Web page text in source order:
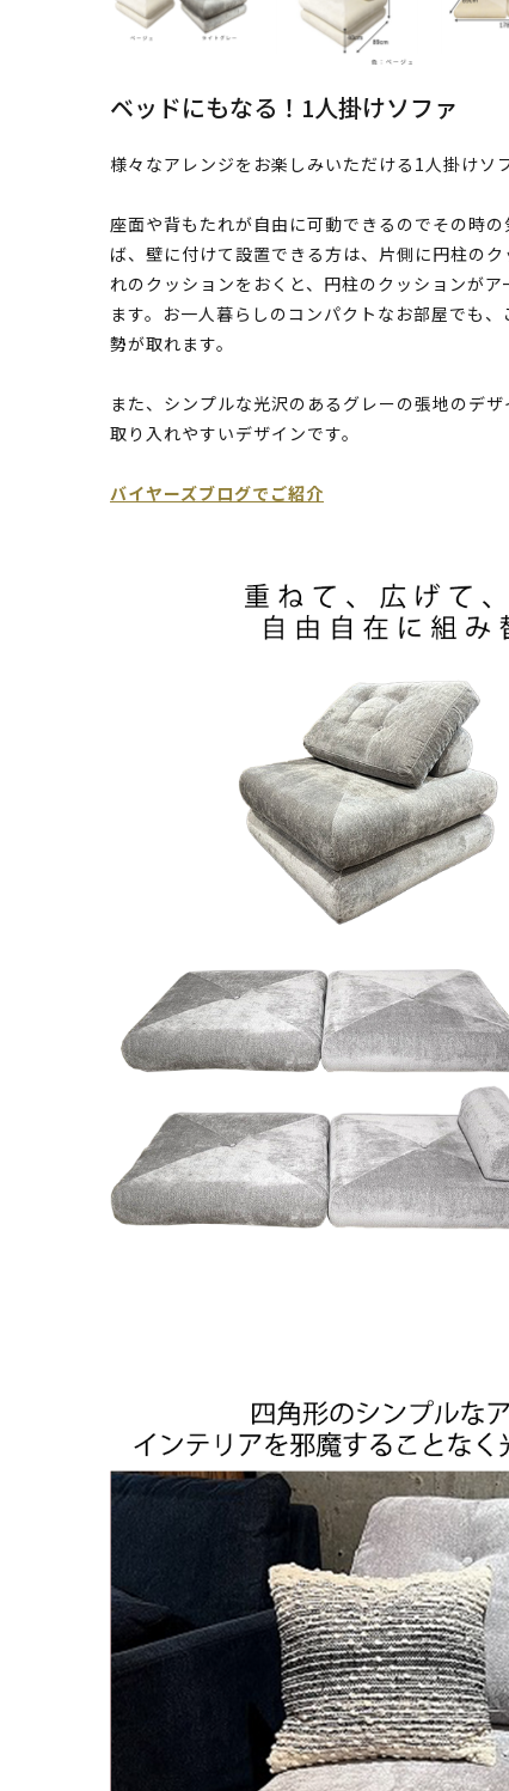
ベッドにもなる！1人掛けソファ
様々なアレンジをお楽しみいただける1人掛けソ
座面や背もたれが自由に可動できるのでその時
ば、壁に付けて設置できる方は、片側に円柱の
れのクッションをおくと、円柱のクッションが
ます。お一人暮らしのコンパクトなお部屋でも
勢が取れます。
また、シンプルな光沢のあるグレーの張地のデ
取り入れやすいデザインです。
バイヤーズブログでご紹介